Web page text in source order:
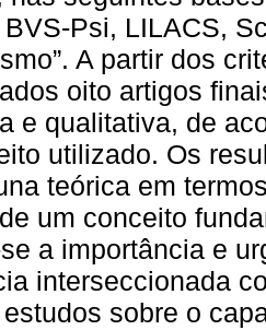
Psi, LILACS,
A partir dos
oito artigos
e qualitativa, de
utilizado. Os
teórica em
um conceito
a importância e
interseccionada
sobre o